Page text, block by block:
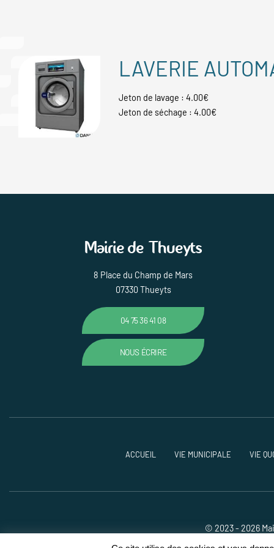
LAVERIE
Jeton de lavage : 4.00€
Jeton de séchage : 4.00€
Mairie de Thueyts
8 Place du Champ de Mars
07330 Thueyts
04 75 36 41 08
NOUS ÉCRIRE
ACCUEIL VIE MUNICIPALE VIE
© 2023 - 2026